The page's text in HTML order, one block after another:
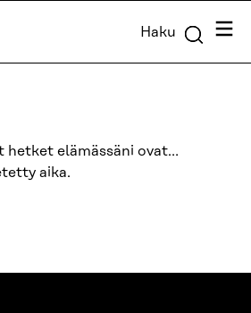
Haku
hetket elämässäni ovat…
aika.